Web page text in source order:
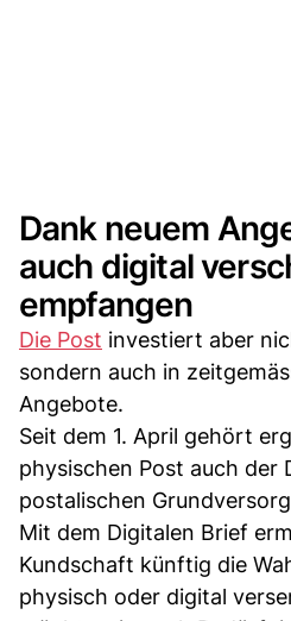
Dank neuem
auch digital
empfangen
Die Post investiert aber
sondern auch in
Angebote.
Seit dem 1. April gehört
physischen Post auch der
postalischen
Mit dem Digitalen Brief
Kundschaft künftig die
physisch oder digital